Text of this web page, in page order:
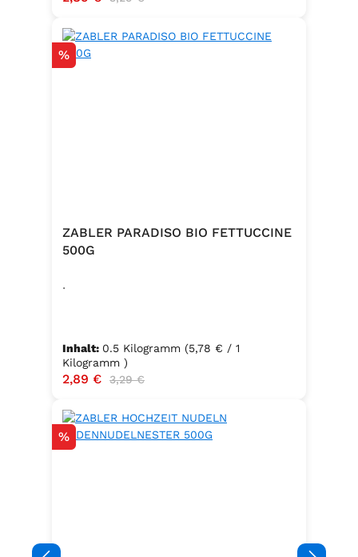
Rabatt
%
ZABLER PARADISO BIO FETTUCCINE
500G
.
Inhalt: 0.5 Kilogramm (5,78 € / 1
Kilogramm )
Verkaufspreis:
2,89 € Regulärer Preis:
3,29 €
Rabatt
%